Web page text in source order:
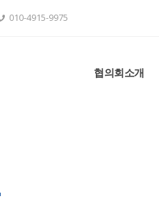
010-4915-9975
협의회소개